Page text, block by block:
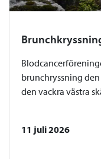
brunchryssning
den vackra västra
11 juli 2026